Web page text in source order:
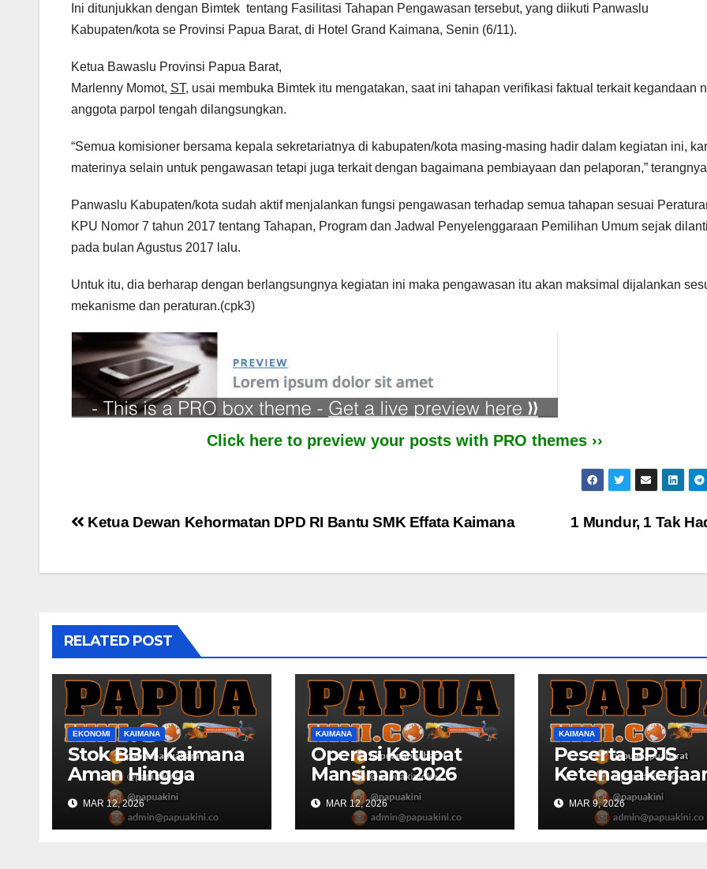
Ini ditunjukkan dengan Bimtek tentang Fasilitasi Tahapan Pengawasan tersebut, yang diikuti Panwaslu
Kabupaten/kota se Provinsi Papua Barat, di Hotel Grand Kaimana, Senin (6/11).
Ketua Bawaslu Provinsi Papua Barat,
Marlenny Momot, ST, usai membuka Bimtek itu mengatakan, saat ini tahapan verifikasi faktual terkait kegandaan
anggota parpol tengah dilangsungkan.
“Semua komisioner bersama kepala sekretariatnya di kabupaten/kota masing-masing hadir dalam kegiatan ini,
materinya selain untuk pengawasan tetapi juga terkait dengan bagaimana pembiayaan dan pelaporan,”
Panwaslu Kabupaten/kota sudah aktif menjalankan fungsi pengawasan terhadap semua tahapan sesuai
KPU Nomor 7 tahun 2017 tentang Tahapan, Program dan Jadwal Penyelenggaraan Pemilihan Umum sejak
pada bulan Agustus 2017 lalu.
Untuk itu, dia berharap dengan berlangsungnya kegiatan ini maka pengawasan itu akan maksimal dijalankan
mekanisme dan peraturan.(cpk3)
Click here to preview your posts with PRO themes ››
Post
1 Mundur, 1 Tak
Ketua Dewan Kehormatan DPD RI Bantu SMK Effata Kaimana
RELATED POST
EKONOMI KAIMANA
Stok BBM Kaimana
Aman Hingga
Lebaran
MAR 12, 2026
KAIMANA
Operasi Ketupat
Mansinam 2026
Kaimana Libatkan
150 Personil
Gabungan
MAR 12, 2026
KAIMANA
Peserta BPJS
Kaimana
53 Persen di 2026
MAR 9, 2026